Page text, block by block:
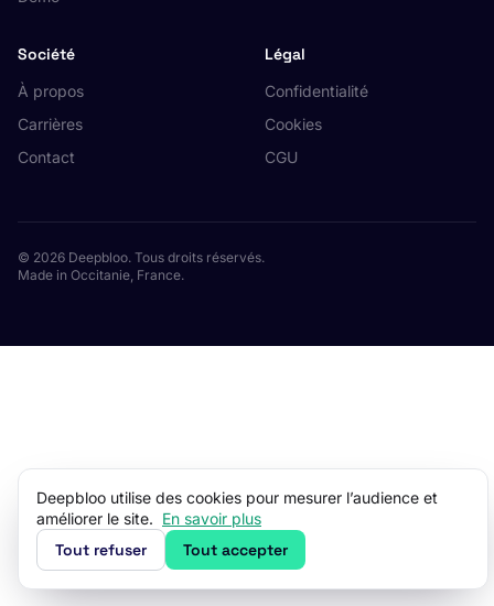
Société
À propos
Carrières
Contact
Légal
Confidentialité
Cookies
CGU
© 2026 Deepbloo. Tous droits réservés.
Made in Occitanie, France.
Deepbloo utilise des cookies pour mesurer l’audience et
améliorer le site. En savoir plus
Tout refuser Tout accepter